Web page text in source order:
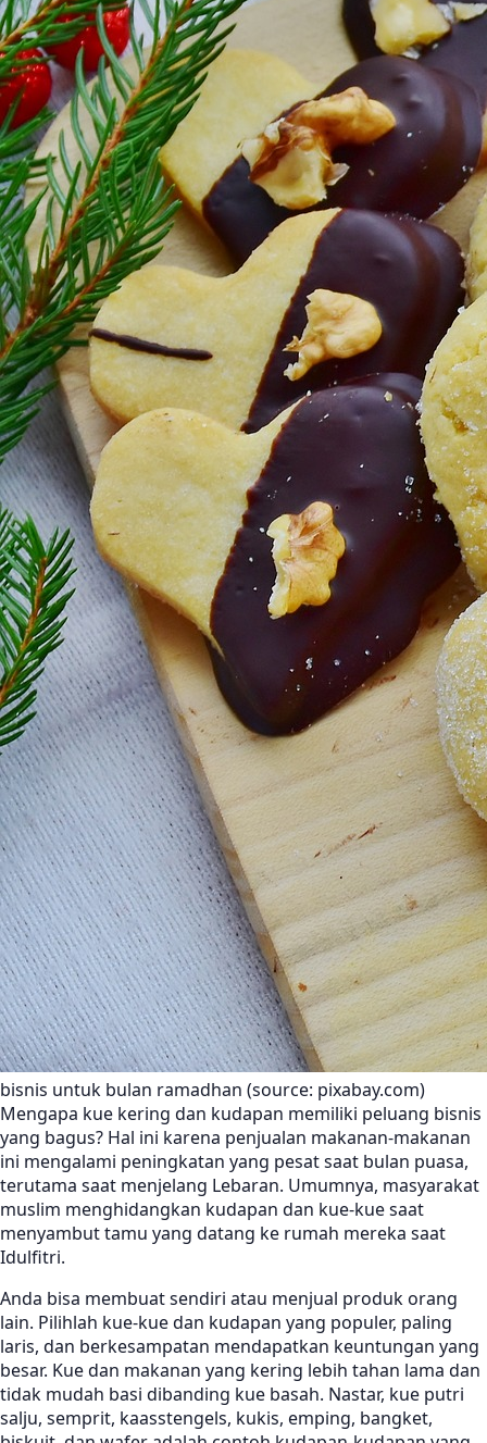
bisnis untuk bulan ramadhan (source: pixabay.com)
Mengapa kue kering dan kudapan memiliki peluang bisnis
yang bagus? Hal ini karena penjualan makanan-makanan
ini mengalami peningkatan yang pesat saat bulan puasa,
terutama saat menjelang Lebaran. Umumnya, masyarakat
muslim menghidangkan kudapan dan kue-kue saat
menyambut tamu yang datang ke rumah mereka saat
Idulfitri.
Anda bisa membuat sendiri atau menjual produk orang
lain. Pilihlah kue-kue dan kudapan yang populer, paling
laris, dan berkesampatan mendapatkan keuntungan yang
besar. Kue dan makanan yang kering lebih tahan lama dan
tidak mudah basi dibanding kue basah. Nastar, kue putri
salju, semprit, kaasstengels, kukis, emping, bangket,